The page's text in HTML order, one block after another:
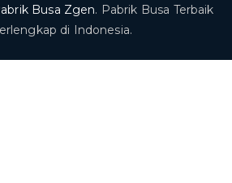
Busa Zgen. Pabrik Busa Terbaik
di Indonesia.